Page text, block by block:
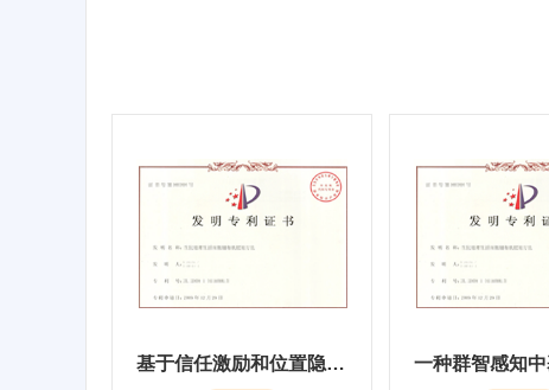
基于信任激励和位置隐私保护的k近邻查询方法